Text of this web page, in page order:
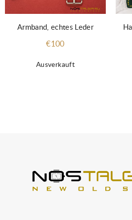
Ausverkauft
Armband, echtes Leder
€100